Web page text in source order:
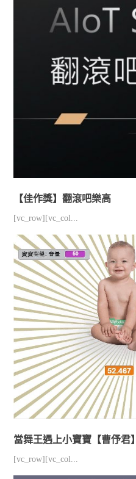
【佳作獎】翻滾吧樂高
[vc_row][vc_col...
當舞王遇上小寶寶【曹伃君】
[vc_row][vc_col...